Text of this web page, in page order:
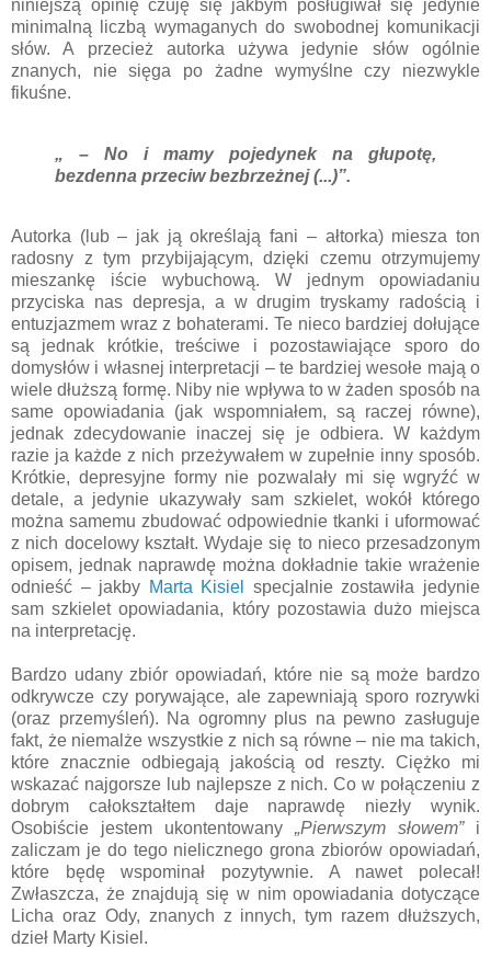
niniejszą opinię czuję się jakbym posługiwał się jedynie
minimalną liczbą wymaganych do swobodnej komunikacji
słów. A przecież autorka używa jedynie słów ogólnie
znanych, nie sięga po żadne wymyślne czy niezwykle
fikuśne.
„ – No i mamy pojedynek na głupotę,
bezdenna przeciw bezbrzeżnej (...)”.
Autorka (lub – jak ją określają fani – ałtorka) miesza ton
radosny z tym przybijającym, dzięki czemu otrzymujemy
mieszankę iście wybuchową. W jednym opowiadaniu
przyciska nas depresja, a w drugim tryskamy radością i
entuzjazmem wraz z bohaterami. Te nieco bardziej dołujące
są jednak krótkie, treściwe i pozostawiające sporo do
domysłów i własnej interpretacji – te bardziej wesołe mają o
wiele dłuższą formę. Niby nie wpływa to w żaden sposób na
same opowiadania (jak wspomniałem, są raczej równe),
jednak zdecydowanie inaczej się je odbiera. W każdym
razie ja każde z nich przeżywałem w zupełnie inny sposób.
Krótkie, depresyjne formy nie pozwalały mi się wgryźć w
detale, a jedynie ukazywały sam szkielet, wokół którego
można samemu zbudować odpowiednie tkanki i uformować
z nich docelowy kształt. Wydaje się to nieco przesadzonym
opisem, jednak naprawdę można dokładnie takie wrażenie
odnieść – jakby Marta Kisiel
specjalnie zostawiła jedynie
sam szkielet opowiadania, który pozostawia dużo miejsca
na interpretację.
Bardzo udany zbiór opowiadań, które nie są może bardzo
odkrywcze czy porywające, ale zapewniają sporo rozrywki
(oraz przemyśleń). Na ogromny plus na pewno zasługuje
fakt, że niemalże wszystkie z nich są równe – nie ma takich,
które znacznie odbiegają jakością od reszty. Ciężko mi
wskazać najgorsze lub najlepsze z nich. Co w połączeniu z
dobrym całokształtem daje naprawdę niezły wynik.
Osobiście jestem ukontentowany „Pierwszym słowem”i
zaliczam je do tego nielicznego grona zbiorów opowiadań,
które będę wspominał pozytywnie. A nawet polecał!
Zwłaszcza, że znajdują się w nim opowiadania dotyczące
Licha oraz Ody, znanych z innych, tym razem dłuższych,
dzieł Marty Kisiel.